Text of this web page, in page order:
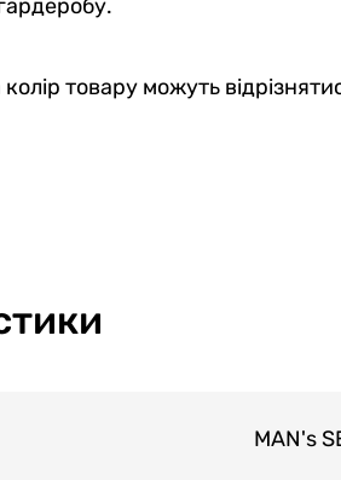
товару можуть
MAN's